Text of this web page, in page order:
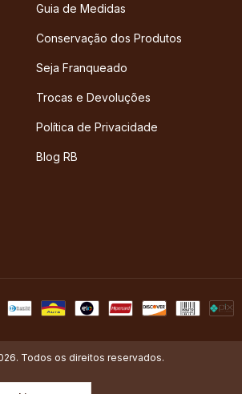
Guia de Medidas
Conservação dos Produtos
Seja Franqueado
Trocas e Devoluções
Política de Privacidade
Blog RB
Todos os direitos reservados.